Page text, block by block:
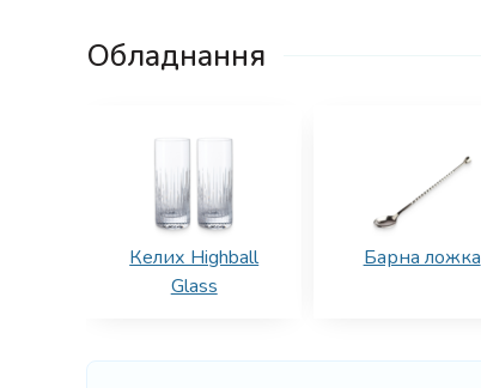
Обладнання
Келих Highball
Glass
Барна ложка